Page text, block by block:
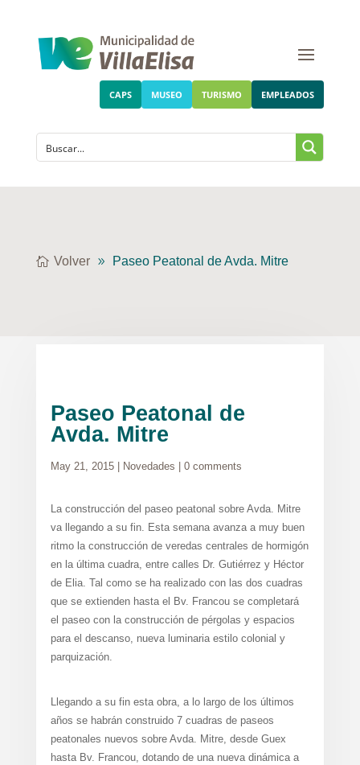
CAPS MUSEO TURISMO EMPLEADOS
Volver Paseo Peatonal de Avda. Mitre
Paseo Peatonal de
Avda. Mitre
May 21, 2015| Novedades 0 comments
La construcción del paseo peatonal sobre Avda. Mitre
va llegando a su fin. Esta semana avanza a muy buen
ritmo la construcción de veredas centrales de hormigón
en la última cuadra, entre calles Dr. Gutiérrez y Héctor
de Elia. Tal como se ha realizado con las dos cuadras
que se extienden hasta el Bv. Francou se completará
el paseo con la construcción de pérgolas y espacios
para el descanso, nueva luminaria estilo colonial y
parquización.
Llegando a su fin esta obra, a lo largo de los últimos
años se habrán construido 7 cuadras de paseos
peatonales nuevos sobre Avda. Mitre, desde Guex
hasta Bv. Francou, dotando de una nueva dinámica a